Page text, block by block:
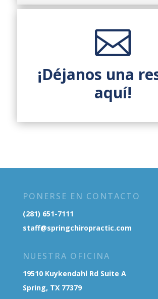

¡Déjanos una
aquí!
PONERSE EN CONTACTO
(281) 651-7111
staff@springchiropractic.com
NUESTRA OFICINA
19510 Kuykendahl Rd Suite A
Spring, TX 77379